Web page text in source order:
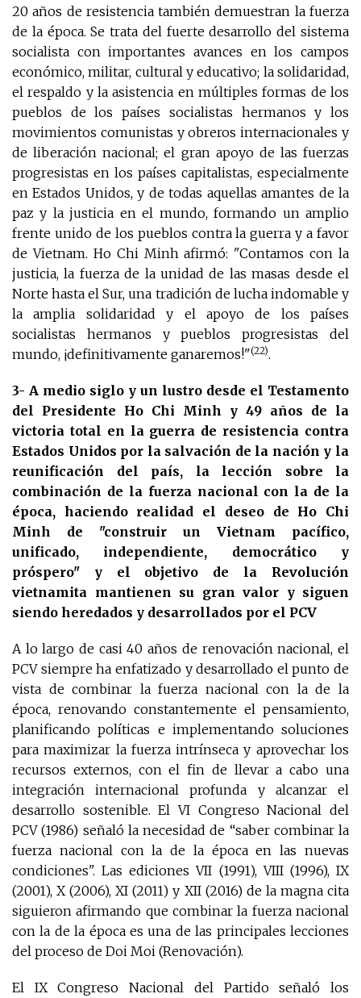
20 años de resistencia también demuestran la fuerza
de la época. Se trata del fuerte desarrollo del sistema
socialista con importantes avances en los campos
económico, militar, cultural y educativo; la solidaridad,
el respaldo y la asistencia en múltiples formas de los
pueblos de los países socialistas hermanos y los
movimientos comunistas y obreros internacionales y
de liberación nacional; el gran apoyo de las fuerzas
progresistas en los países capitalistas, especialmente
en Estados Unidos, y de todas aquellas amantes de la
paz y la justicia en el mundo, formando un amplio
frente unido de los pueblos contra la guerra y a favor
de Vietnam. Ho Chi Minh afirmó: "Contamos con la
justicia, la fuerza de la unidad de las masas desde el
Norte hasta el Sur, una tradición de lucha indomable y
la amplia solidaridad y el apoyo de los países
socialistas hermanos y pueblos progresistas del
mundo, ¡definitivamente ganaremos!"(22).
3- A medio siglo y un lustro desde el Testamento
del Presidente Ho Chi Minh y 49 años de la
victoria total en la guerra de resistencia contra
Estados Unidos por la salvación de la nación y la
reunificación del país, la lección sobre la
combinación de la fuerza nacional con la de la
época, haciendo realidad el deseo de Ho Chi
Minh de "construir un Vietnam pacífico,
unificado, independiente, democrático y
próspero" y el objetivo de la Revolución
vietnamita mantienen su gran valor y siguen
siendo heredados y desarrollados por el PCV
A lo largo de casi 40 años de renovación nacional, el
PCV siempre ha enfatizado y desarrollado el punto de
vista de combinar la fuerza nacional con la de la
época, renovando constantemente el pensamiento,
planificando políticas e implementando soluciones
para maximizar la fuerza intrínseca y aprovechar los
recursos externos, con el fin de llevar a cabo una
integración internacional profunda y alcanzar el
desarrollo sostenible. El VI Congreso Nacional del
PCV (1986) señaló la necesidad de “saber combinar la
fuerza nacional con la de la época en las nuevas
condiciones". Las ediciones VII (1991), VIII (1996), IX
(2001), X (2006), XI (2011) y XII (2016) de la magna cita
siguieron afirmando que combinar la fuerza nacional
con la de la época es una de las principales lecciones
del proceso de Doi Moi (Renovación).
El IX Congreso Nacional del Partido señaló los